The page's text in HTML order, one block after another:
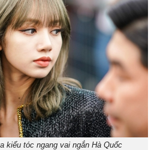
kiểu tóc ngang vai ngắn Hà Quốc